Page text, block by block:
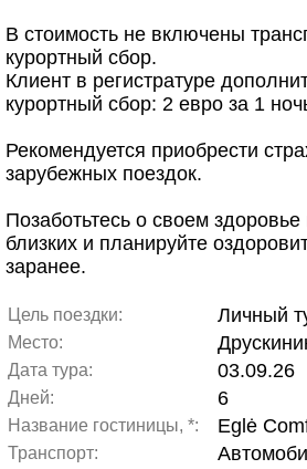
В стоимость не включены
курортный сбор.
Клиент в регистратуре
курортный сбор: 2 евро за 1
Рекомендуется приобрести
зарубежных поездок.
Позаботьтесь о своем
близких и планируйте
заранее.
Цель поездки: Личный
Место:
Дата тура: 03.09.26
Дней: 6
Название гостиницы, *: Eglė
Транспорт: